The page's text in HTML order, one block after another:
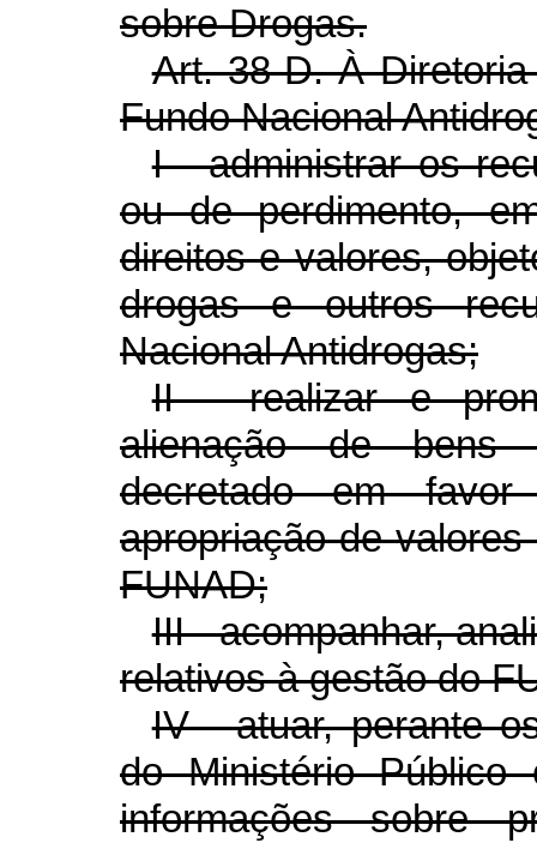
sobre Drogas.
Art. 38-D. À
Fundo Nacional
I - administrar os
ou de perdimento,
direitos e valores,
drogas e outros
Nacional Antidrogas;
II - realizar e
alienação de bens
decretado em
apropriação de
FUNAD;
III - acompanhar,
relativos à gestão do
IV - atuar, perante
do Ministério
informações sobre